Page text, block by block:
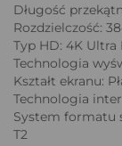
Długość
Rozdzielczość:
Typ HD: 4K Ultra
Technologia
Kształt ekranu:
Technologia
System formatu
T2